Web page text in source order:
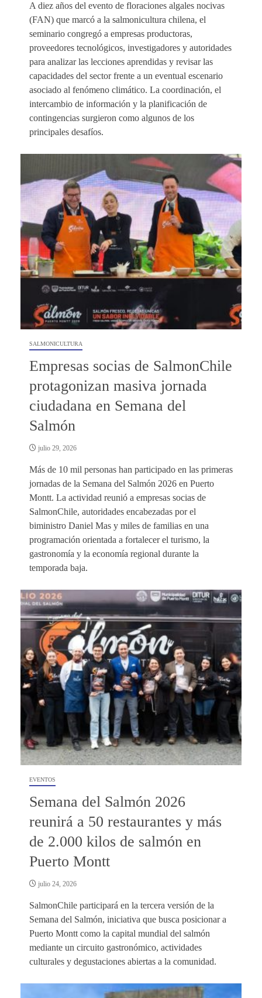
A diez años del evento de floraciones algales nocivas
(FAN) que marcó a la salmonicultura chilena, el
seminario congregó a empresas productoras,
proveedores tecnológicos, investigadores y autoridades
para analizar las lecciones aprendidas y revisar las
capacidades del sector frente a un eventual escenario
asociado al fenómeno climático. La coordinación, el
intercambio de información y la planificación de
contingencias surgieron como algunos de los
principales desafíos.
SALMONICULTURA
Empresas socias de SalmonChile
protagonizan masiva jornada
ciudadana en Semana del
Salmón
julio 29, 2026
Más de 10 mil personas han participado en las primeras
jornadas de la Semana del Salmón 2026 en Puerto
Montt. La actividad reunió a empresas socias de
SalmonChile, autoridades encabezadas por el
biministro Daniel Mas y miles de familias en una
programación orientada a fortalecer el turismo, la
gastronomía y la economía regional durante la
temporada baja.
EVENTOS
Semana del Salmón 2026
reunirá a 50 restaurantes y más
de 2.000 kilos de salmón en
Puerto Montt
julio 24, 2026
SalmonChile participará en la tercera versión de la
Semana del Salmón, iniciativa que busca posicionar a
Puerto Montt como la capital mundial del salmón
mediante un circuito gastronómico, actividades
culturales y degustaciones abiertas a la comunidad.